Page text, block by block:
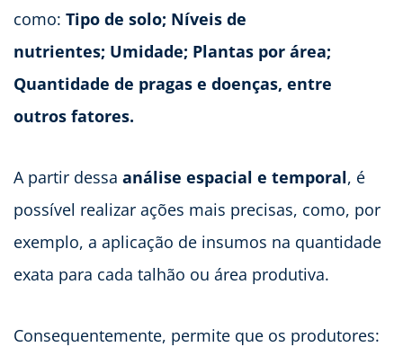
como: Tipo de solo; Níveis de
nutrientes; Umidade; Plantas por área;
Quantidade de pragas e doenças, entre
outros fatores.
A partir dessa análise espacial e temporal, é
possível realizar ações mais precisas, como, por
exemplo, a aplicação de insumos na quantidade
exata para cada talhão ou área produtiva.
Consequentemente, permite que os produtores: